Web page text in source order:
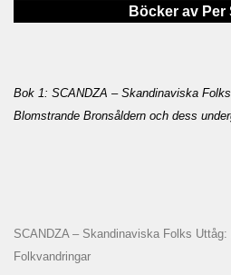
Böcker av Per
Bok 1: SCANDZA – Skandinaviska
Blomstrande Bronsåldern och dess
SCANDZA – Skandinaviska Folks
Folkvandringar